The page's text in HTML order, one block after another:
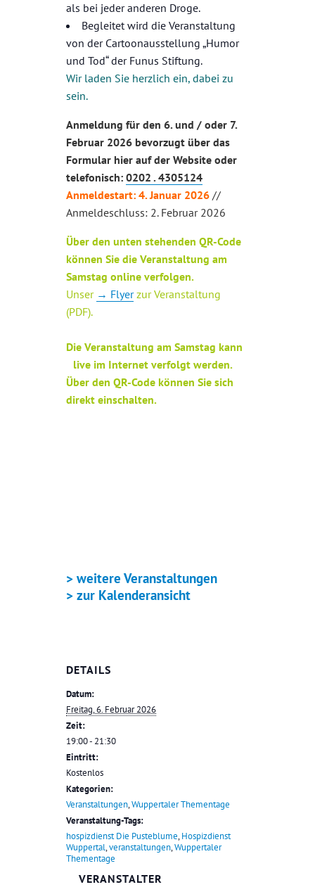
als bei jeder anderen Droge.
Begleitet wird die Veranstaltung
von der Cartoonausstellung „Humor
und Tod“ der Funus Stiftung.
Wir laden Sie herzlich ein, dabei zu
sein.
Anmeldung für den 6. und / oder 7.
Februar 2026 bevorzugt über das
Formular hier auf der Website oder
telefonisch: 0202 . 4305124
Anmeldestart: 4. Januar 2026 //
Anmeldeschluss: 2. Februar 2026
Über den unten stehenden QR-Code
können Sie die Veranstaltung am
Samstag online verfolgen.
Unser → Flyerzur Veranstaltung
(PDF).
Die Veranstaltung am Samstag kann
live im Internet verfolgt werden.
Über den QR-Code können Sie sich
direkt einschalten.
> weitere Veranstaltungen
> zur Kalenderansicht
DETAILS
Datum:
Freitag, 6. Februar 2026
Zeit:
19:00 - 21:30
Eintritt:
Kostenlos
Kategorien:
Veranstaltungen,Wuppertaler Thementage
Veranstaltung-Tags:
hospizdienst Die Pusteblume,Hospizdienst
Wuppertal,veranstaltungen,Wuppertaler
Thementage
VERANSTALTER